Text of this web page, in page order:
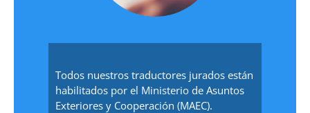
Todos nuestros traductores jurados están
habilitados por el Ministerio de Asuntos
Exteriores y Cooperación (MAEC).